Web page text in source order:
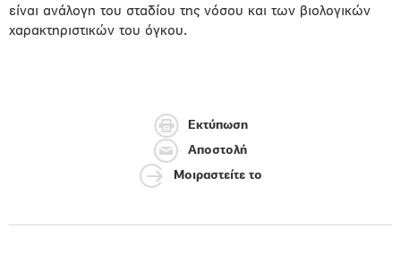
είναι ανάλογη του σταδίου της νόσου και των βιολογικών
χαρακτηριστικών του όγκου.
Εκτύπωση
Αποστολή
Μοιραστείτε το